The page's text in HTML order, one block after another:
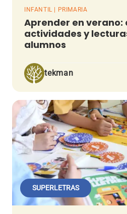
INFANTIL | PRIMARIA
Aprender en verano:
actividades y
alumnos
tekman
SUPERLETRAS